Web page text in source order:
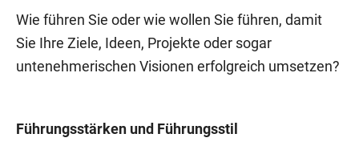
Wie führen Sie oder wie wollen Sie führen, damit
Sie Ihre Ziele, Ideen, Projekte oder sogar
untenehmerischen Visionen erfolgreich umsetzen?
Führungsstärken und Führungsstil